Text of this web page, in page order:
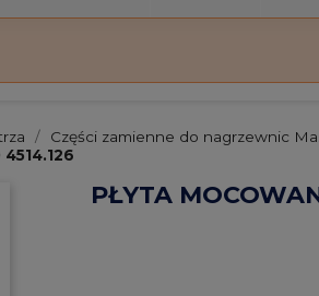
Części zamienne do nagrzewnic
PŁYTA